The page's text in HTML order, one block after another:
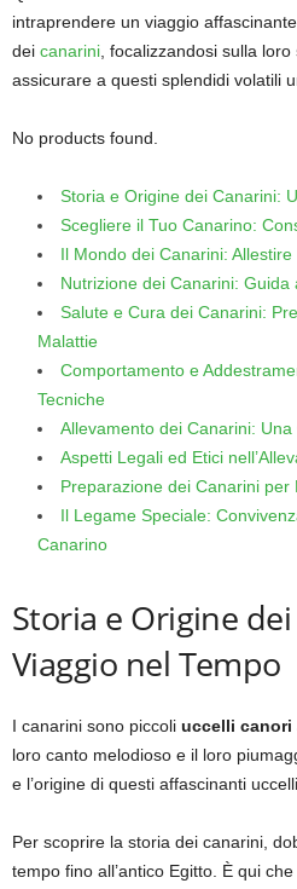
intraprendere un viaggio
dei canarini , focalizzandosi sulla loro
assicurare a questi splendidi volatili
No products found.
Storia e Origine dei Canarini:
Scegliere il Tuo Canarino:
Il Mondo dei Canarini:
Nutrizione dei Canarini: Guida
Salute e Cura dei Canarini:
Malattie
Comportamento e
Tecniche
Allevamento dei Canarini:
Aspetti Legali ed Etici
Preparazione dei Canarini
Il Legame Speciale:
Canarino
Storia e Origine
Viaggio nel Tempo
I canarini sono piccoli uccelli canori
loro canto melodioso e il loro
e l’origine di questi affascinanti
Per scoprire la storia dei canarini,
tempo fino all’antico Egitto. È qui